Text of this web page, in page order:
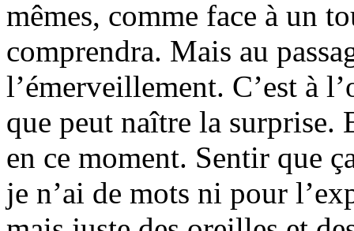
mêmes, comme face à un
comprendra. Mais au
l’émerveillement. C’est à
que peut naître la surprise.
en ce moment. Sentir que
je n’ai de mots ni pour